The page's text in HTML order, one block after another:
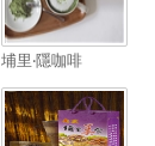
埔里‧隱咖啡